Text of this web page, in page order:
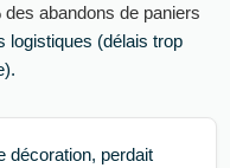
des abandons de paniers
logistiques (délais trop
décoration, perdait